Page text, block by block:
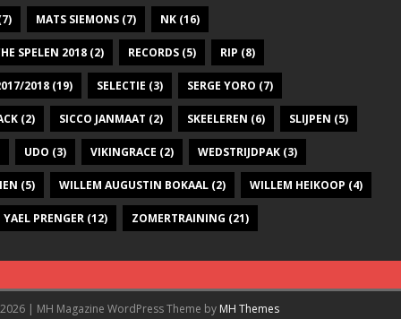
MATS SIEMONS (7) NK (16)
SPELEN 2018 (2) RECORDS (5) RIP (8)
2018 (19) SELECTIE (3) SERGE YORO (7)
(2) SICCO JANMAAT (2) SKEELEREN (6) SLIJPEN (5)
UDO (3) VIKINGRACE (2) WEDSTRIJDPAK (3)
(5) WILLEM AUGUSTIN BOKAAL (2) WILLEM HEIKOOP (4)
YAEL PRENGER (12) ZOMERTRAINING (21)
| MH Magazine WordPress Theme by MH Themes